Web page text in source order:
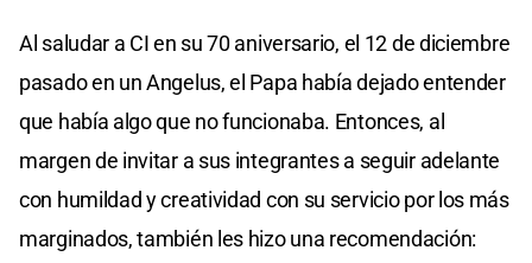
Al saludar a CI en su 70 aniversario, el 12 de diciembre
pasado en un Angelus, el Papa había dejado entender
que había algo que no funcionaba. Entonces, al
margen de invitar a sus integrantes a seguir adelante
con humildad y creatividad con su servicio por los más
marginados, también les hizo una recomendación: